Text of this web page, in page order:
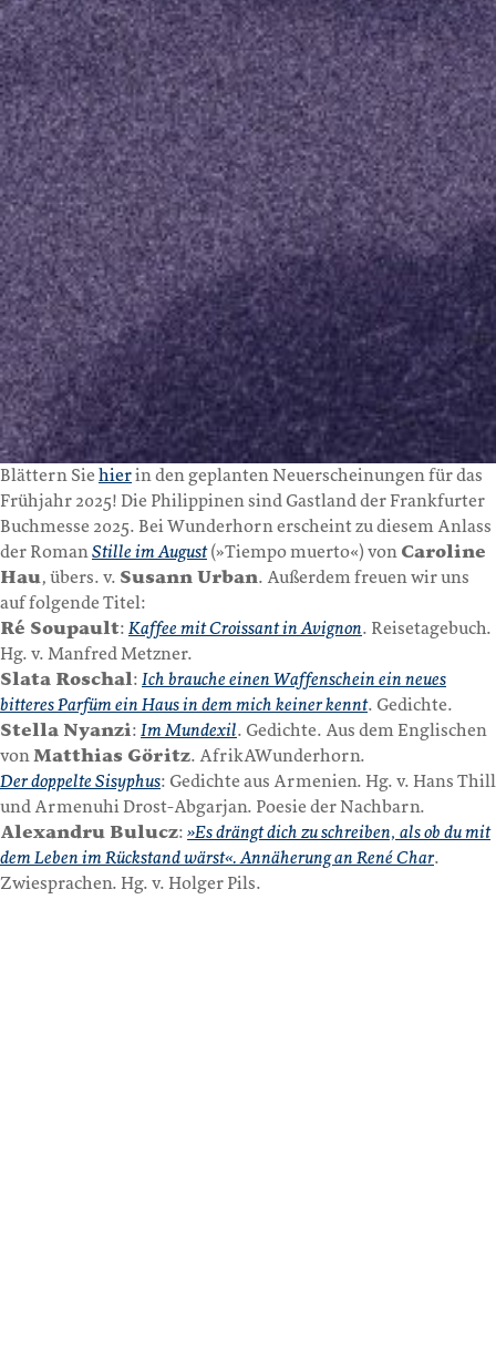
Blättern Sie hierin den geplanten Neuerscheinungen für das
Frühjahr 2025! Die Philippinen sind Gastland der Frankfurter
Buchmesse 2025. Bei Wunderhorn erscheint zu diesem Anlass
der RomanStille im August(»Tiempo muerto«) von Caroline
Hau, übers. v. Susann Urban. Außerdem freuen wir uns
auf folgende Titel:
Ré Soupault: Kaffee mit Croissant in Avignon. Reisetagebuch.
Hg. v. Manfred Metzner.
Slata Roschal: Ich brauche einen Waffenschein ein neues
bitteres Parfüm ein Haus in dem mich keiner kennt. Gedichte.
Stella Nyanzi: Im Mundexil. Gedichte. Aus dem Englischen
vonMatthias Göritz. AfrikAWunderhorn.
Der doppelte Sisyphus: Gedichte aus Armenien. Hg. v. Hans Thill
und Armenuhi Drost-Abgarjan. Poesie der Nachbarn.
Alexandru Bulucz: »Es drängt dich zu schreiben, als ob du mit
dem Leben im Rückstand wärst«. Annäherung an René Char.
Zwiesprachen. Hg. v. Holger Pils.